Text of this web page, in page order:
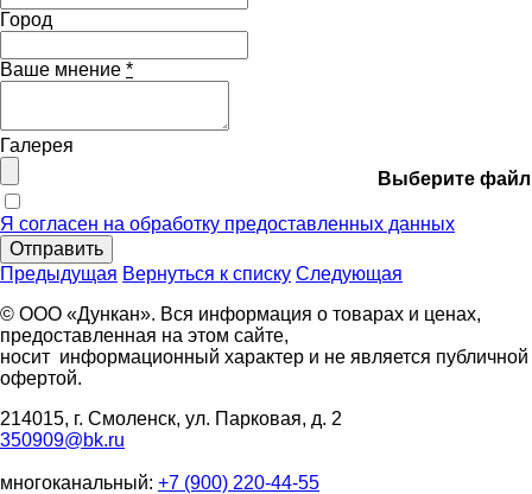
Город
Ваше мнение *
Галерея
Выберите файл
Я согласен на обработку предоставленных данных
Отправить
Предыдущая Вернуться к списку Следующая
© ООО «Дункан». Вся информация о товарах и ценах,
предоставленная на этом сайте,
носит информационный характер и не является публичной
офертой.
214015, г. Смоленск, ул. Парковая, д. 2
350909@bk.ru
многоканальный: +7 (900) 220-44-55